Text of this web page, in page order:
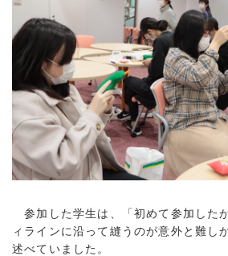
参加した学生は、「初めて参加した
ィラインに沿って縫うのが意外と難し
述べていました。